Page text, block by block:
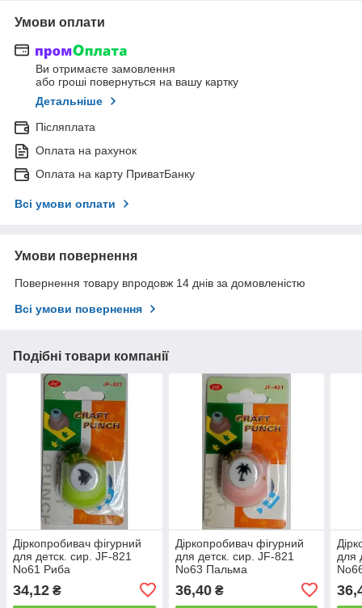
Умови оплати
Ви отримаєте замовлення
або гроші повернуться на вашу картку
Детальніше
Післяплата
Оплата на рахунок
Оплата на карту ПриватБанку
Всі умови оплати
Умови повернення
Повернення товару впродовж 14 днів за домовленістю
Всі умови повернення
Подібні товари компанії
Діркопробивач фігурний
для детск. сир. JF-821
No61 Риба
34,12 ₴
Діркопробивач фігурний
для детск. сир. JF-821
No63 Пальма
36,40₴
для